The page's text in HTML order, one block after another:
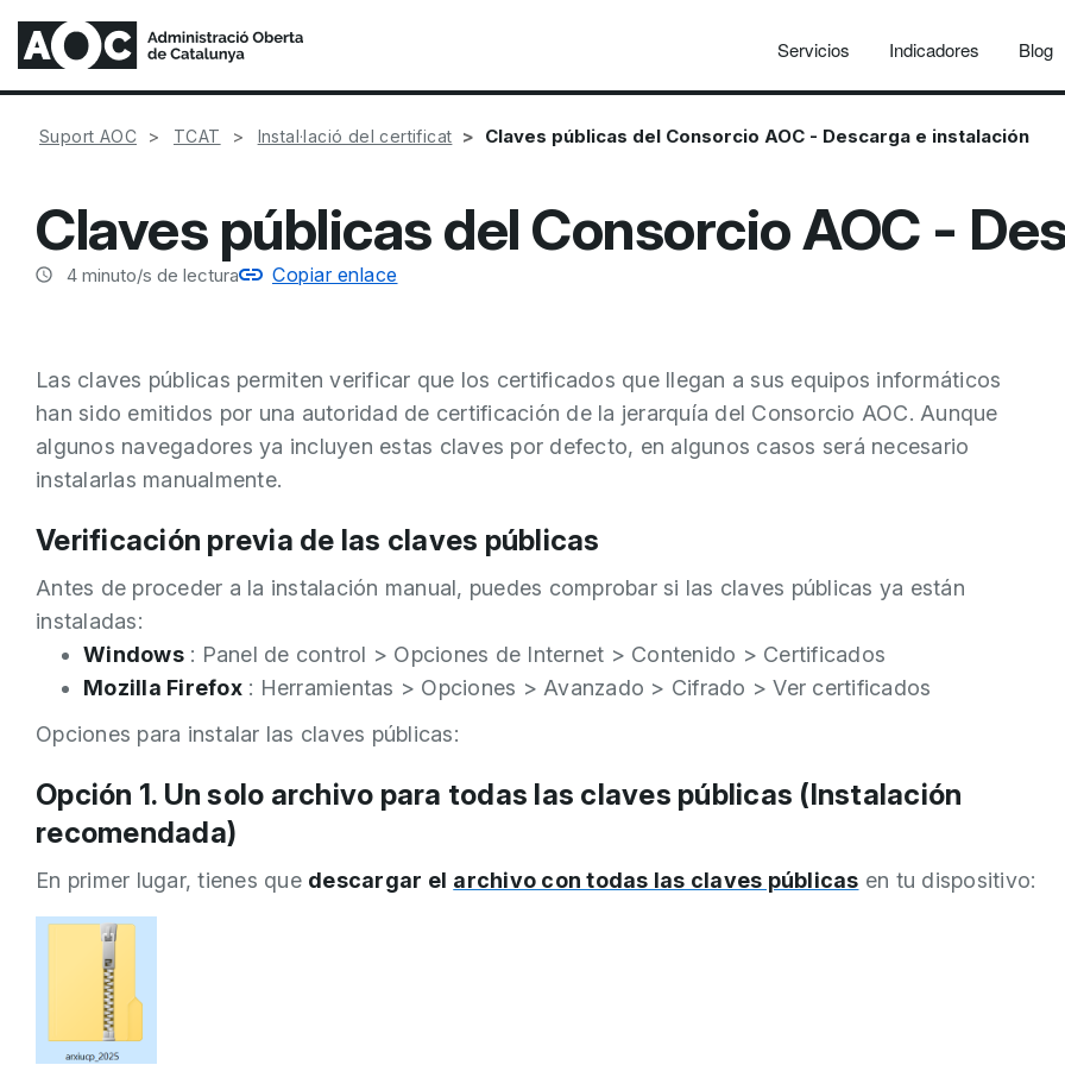
Servicios Indicadores Blog
Suport AOC TCAT Instal·lació del certificat Claves públicas del Consorcio AOC - Descarga e instalación
Claves públicas del Consorcio AOC -
4 minuto/s de lectura Copiar enlace
Las claves públicas permiten verificar que los certificados que llegan a sus equipos informáticos
han sido emitidos por una autoridad de certificación de la jerarquía del Consorcio AOC. Aunque
algunos navegadores ya incluyen estas claves por defecto, en algunos casos será necesario
instalarlas manualmente.
Verificación previa de las claves públicas
Antes de proceder a la instalación manual, puedes comprobar si las claves públicas ya están
instaladas:
Windows: Panel de control > Opciones de Internet > Contenido > Certificados
Mozilla Firefox: Herramientas > Opciones > Avanzado > Cifrado > Ver certificados
Opciones para instalar las claves públicas:
Opción 1. Un solo archivo para todas las claves públicas (Instalación
recomendada)
En primer lugar, tienes que descargar el archivo con todas las claves públicas en tu dispositivo: